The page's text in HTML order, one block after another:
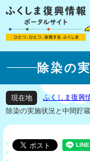
除染の
現在地 ふくしま復興
除染の実施状況と中間貯